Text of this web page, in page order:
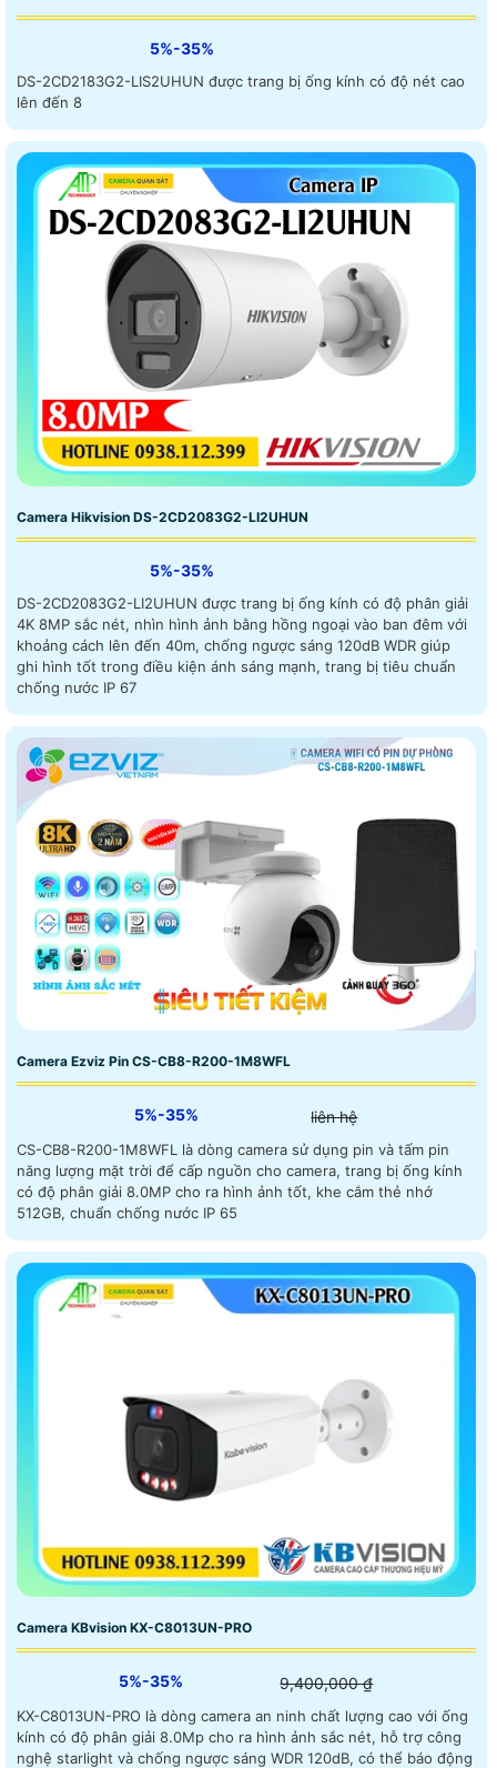
5%-35%
DS-2CD2183G2-LIS2UHUN được trang bị ống kính có độ nét cao
lên đến 8
Camera Hikvision DS-2CD2083G2-LI2UHUN
5%-35%
DS-2CD2083G2-LI2UHUN được trang bị ống kính có độ phân giải
4K 8MP sắc nét, nhìn hình ảnh bằng hồng ngoại vào ban đêm với
khoảng cách lên đến 40m, chống ngược sáng 120dB WDR giúp
ghi hình tốt trong điều kiện ánh sáng mạnh, trang bị tiêu chuẩn
chống nước IP 67
Camera Ezviz Pin CS-CB8-R200-1M8WFL
5%-35% liên hệ
CS-CB8-R200-1M8WFL là dòng camera sử dụng pin và tấm pin
năng lượng mặt trời để cấp nguồn cho camera, trang bị ống kính
có độ phân giải 8.0MP cho ra hình ảnh tốt, khe cắm thẻ nhớ
512GB, chuẩn chống nước IP 65
Camera KBvision KX-C8013UN-PRO
5%-35% 9,400,000 ₫
KX-C8013UN-PRO là dòng camera an ninh chất lượng cao với ống
kính có độ phân giải 8.0Mp cho ra hình ảnh sắc nét, hỗ trợ công
nghệ starlight và chống ngược sáng WDR 120dB, có thể báo động